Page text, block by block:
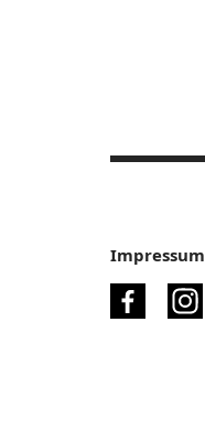
Impressum